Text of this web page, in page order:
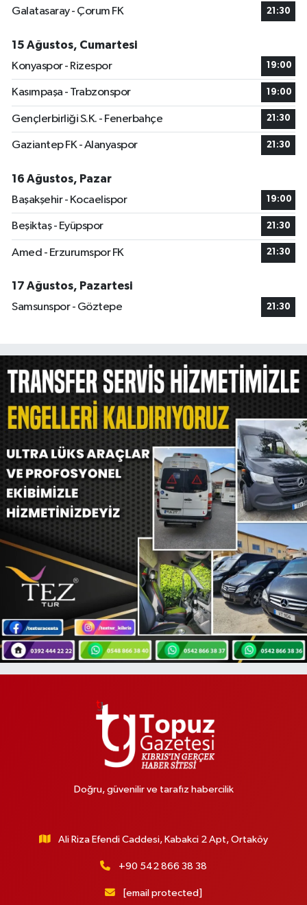
Galatasaray - Çorum FK
21:30
15 Ağustos, Cumartesi
Konyaspor - Rizespor
19:00
Kasımpaşa - Trabzonspor 19:00
Gençlerbirliği S.K. - Fenerbahçe 21:30
Gaziantep FK - Alanyaspor 21:30
16 Ağustos, Pazar
Başakşehir - Kocaelispor
19:00
Beşiktaş - Eyüpspor 21:30
Amed - Erzurumspor FK 21:30
17 Ağustos, Pazartesi
Samsunspor - Göztepe
21:30
Doğru, güvenilir ve tarafız habercilik
Ali Riza Efendi Caddesi, Kabakci 2 Apt, Ortaköy
+90 542 866 38 38
[email protected]